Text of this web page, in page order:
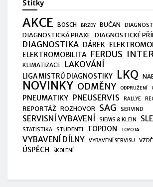
Štítky
AKCE BOSCH BRZDY BUČAN
DIAGNOSTICKÁ PRAXE DIAGNOSTICKÉ
DIAGNOSTIKA DÁREK
ELEKTROMOBILITA FERDUS
KLIMATIZACE LAKOVÁNÍ
LIGA MISTRŮ DIAGNOSTIKY LKQ
NOVINKY ODMĚNY ODPRUŽENÍ
PNEUMATIKY PNEUSERVIS RALLYE
REPORTÁŽ ROZHOVOR SAG SERVIND
SERVISNÍ VYBAVENÍ SIEMS & KLEIN
STATISTIKA STUDENTI TOPDON TOYOTA
VYBAVENÍ DÍLNY VYBAVENÍ SERVISU
ÚSPĚCH ŠKOLENÍ